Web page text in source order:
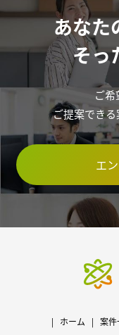
あなた
そっ
ご
ご提案できる
エ
ホーム 案件